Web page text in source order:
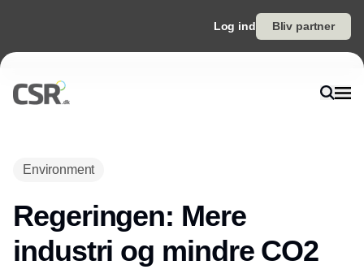
Log ind Bliv partner
Environment
Regeringen: Mere
industri og mindre CO2